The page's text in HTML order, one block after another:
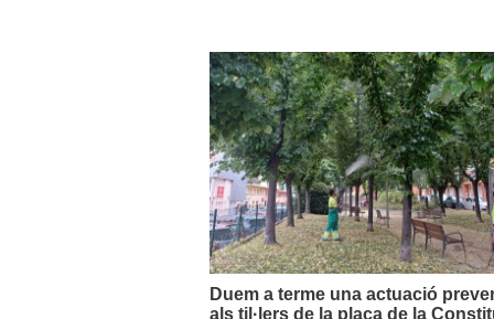
Duem a terme una actuació
als til·lers de la plaça de la